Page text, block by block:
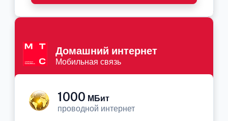
Домашний интернет
Мобильная связь
1000 МБит
проводной интернет